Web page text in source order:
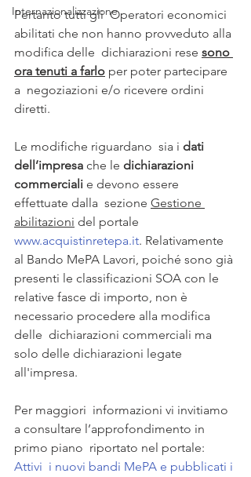
Internazionalizzazione
Pertanto tutti gli  Operatori economici
abilitati che non hanno provveduto alla
modifica delle  dichiarazioni rese sono
ora tenuti a farlo per poter partecipare
a  negoziazioni e/o ricevere ordini
diretti.
Le modifiche riguardano  sia i dati
dell’impresa che le dichiarazioni
commerciali e devono essere
effettuate dalla  sezione Gestione
abilitazioni del portale
www.acquistinretepa.it. Relativamente
al Bando MePA Lavori, poiché sono già
presenti le classificazioni SOA con le
relative fasce di importo, non è
necessario procedere alla modifica
delle  dichiarazioni commerciali ma
solo delle dichiarazioni legate
all'impresa.
Per maggiori  informazioni vi invitiamo
a consultare l’approfondimento in
primo piano  riportato nel portale:
Attivi  i nuovi bandi MePA e pubblicati i